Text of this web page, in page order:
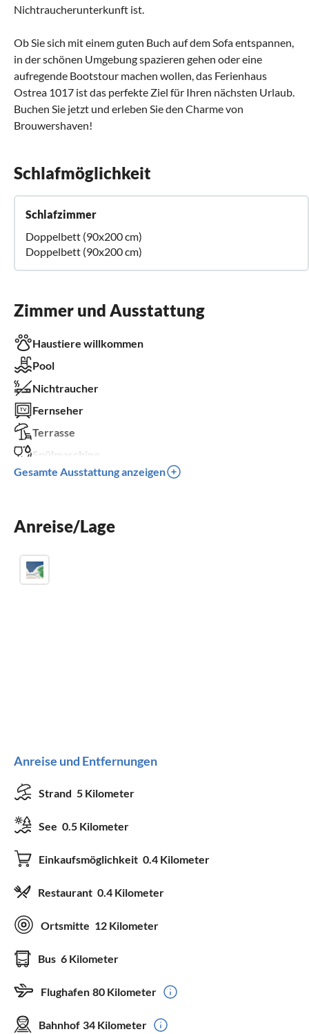
Nichtraucherunterkunft ist.
Ob Sie sich mit einem guten Buch auf dem Sofa entspannen,
in der schönen Umgebung spazieren gehen oder eine
aufregende Bootstour machen wollen, das Ferienhaus
Ostrea 1017 ist das perfekte Ziel für Ihren nächsten Urlaub.
Buchen Sie jetzt und erleben Sie den Charme von
Brouwershaven!
Schlafmöglichkeit
Schlafzimmer
Doppelbett (90x200 cm)
Doppelbett (90x200 cm)
Zimmer und Ausstattung
Haustiere willkommen
Pool
Nichtraucher
Fernseher
Terrasse
Spülmaschine
Waschmaschine
Kinder willkommen
Gesamte Ausstattung anzeigen
Anreise/Lage
Anreise und Entfernungen
Strand 5 Kilometer
See 0.5 Kilometer
Einkaufsmöglichkeit 0.4 Kilometer
Restaurant 0.4 Kilometer
Ortsmitte 12 Kilometer
Bus 6 Kilometer
Flughafen 80 Kilometer
Bahnhof 34 Kilometer